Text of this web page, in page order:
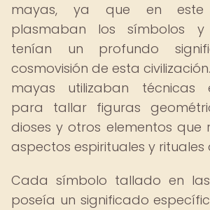
mayas, ya que en este
plasmaban los símbolos
tenían un profundo
cosmovisión de esta
mayas utilizaban técnicas
para tallar figuras
dioses y otros elementos que
aspectos espirituales y rituales
Cada símbolo tallado en
poseía un significado